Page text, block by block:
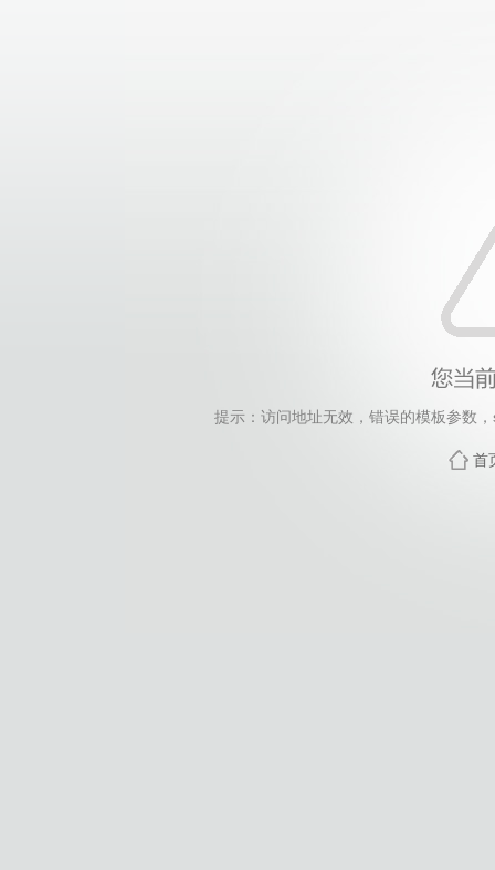
提示：访问地址无效，错误的模板参数
首